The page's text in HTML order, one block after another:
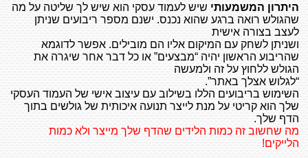
היתרון המשמעותי שיש לעמוד עסקי הוא שיש לך שליטה על מה
שהגולש רואה ברגע שהוא נכנס. ישנם מספר ריבועים שניתן
לעצב בצורה אישית
ושניתן לשחק עם המיקום אליו הם מובילים. אפשר לדוגמא
שהריבוע הראשון יהיה “מבצעים” או כל דבר אחר שיגרה את
הגולש ללחוץ על זה ולמעשה
“לגלוש אצלך באתר”.
השימוש בריבועים הללו בשילוב עם עיצוב אישי של העמוד העסקי
שלך הוא קריטי על מנת לייצר תנועה איכותית של גולשים בתוך
הדף שלך.
מה שחשוב זה כמות הלידים שהדף שלך מייצר ולא כמות
הלייקים!